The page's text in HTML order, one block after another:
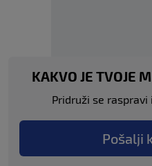
KAKVO JE TVOJE
Pridruži se
Pošalji